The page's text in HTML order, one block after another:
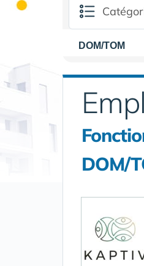
DOM/TOM
DOM/